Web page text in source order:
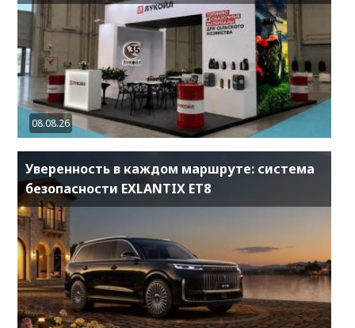
08.08.26
Уверенность в каждом маршруте: система
безопасности EXLANTIX ET8